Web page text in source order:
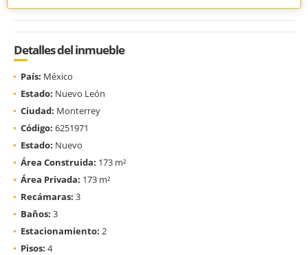
Detalles del inmueble
País: México
Estado: Nuevo León
Ciudad: Monterrey
Código: 6251971
Estado: Nuevo
Área Construida: 173 m²
Área Privada: 173 m²
Recámaras: 3
Baños: 3
Estacionamiento: 2
Pisos: 4